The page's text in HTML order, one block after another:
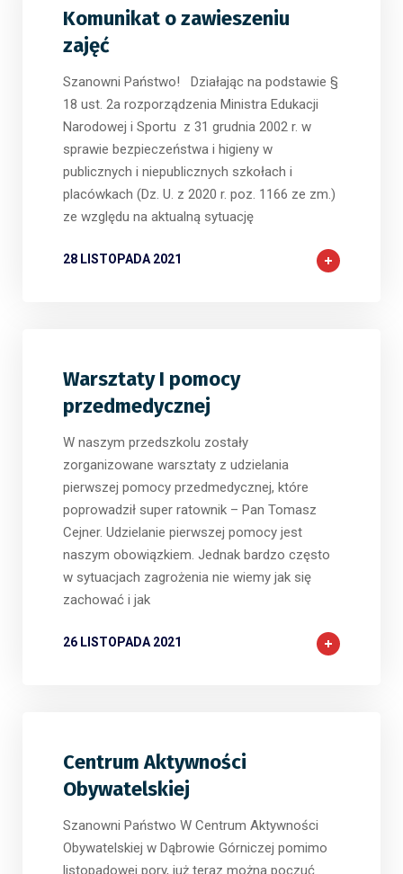
Komunikat o zawieszeniu
zajęć
Szanowni Państwo! Działając na podstawie §
18 ust. 2a rozporządzenia Ministra Edukacji
Narodowej i Sportu z 31 grudnia 2002 r. w
sprawie bezpieczeństwa i higieny w
publicznych i niepublicznych szkołach i
placówkach (Dz. U. z 2020 r. poz. 1166 ze zm.)
ze względu na aktualną sytuację
28 LISTOPADA 2021
Warsztaty I pomocy
przedmedycznej
W naszym przedszkolu zostały
zorganizowane warsztaty z udzielania
pierwszej pomocy przedmedycznej, które
poprowadził super ratownik – Pan Tomasz
Cejner. Udzielanie pierwszej pomocy jest
naszym obowiązkiem. Jednak bardzo często
w sytuacjach zagrożenia nie wiemy jak się
zachować i jak
26 LISTOPADA 2021
Centrum Aktywności
Obywatelskiej
Szanowni Państwo W Centrum Aktywności
Obywatelskiej w Dąbrowie Górniczej pomimo
listopadowej pory, już teraz można poczuć